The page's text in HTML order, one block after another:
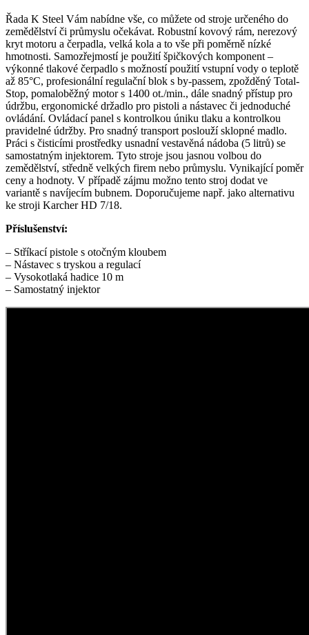
Řada K Steel Vám nabídne vše, co můžete od stroje určeného do
zemědělství či průmyslu očekávat. Robustní kovový rám, nerezový
kryt motoru a čerpadla, velká kola a to vše při poměrně nízké
hmotnosti. Samozřejmostí je použití špičkových komponent –
výkonné tlakové čerpadlo s možností použití vstupní vody o teplotě
až 85°C, profesionální regulační blok s by-passem, zpožděný Total-
Stop, pomaloběžný motor s 1400 ot./min., dále snadný přístup pro
údržbu, ergonomické držadlo pro pistoli a nástavec či jednoduché
ovládání. Ovládací panel s kontrolkou úniku tlaku a kontrolkou
pravidelné údržby. Pro snadný transport poslouží sklopné madlo.
Práci s čisticími prostředky usnadní vestavěná nádoba (5 litrů) se
samostatným injektorem. Tyto stroje jsou jasnou volbou do
zemědělství, středně velkých firem nebo průmyslu. Vynikající poměr
ceny a hodnoty. V případě zájmu možno tento stroj dodat ve
variantě s navíjecím bubnem. Doporučujeme např. jako alternativu
ke stroji Karcher HD 7/18.
Příslušenství:
– Stříkací pistole s otočným kloubem
– Nástavec s tryskou a regulací
– Vysokotlaká hadice 10 m
– Samostatný injektor